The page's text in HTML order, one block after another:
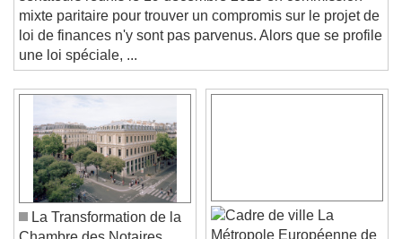
sénateurs réunis le 19 décembre 2025 en commission
mixte paritaire pour trouver un compromis sur le projet de
loi de finances n'y sont pas parvenus. Alors que se profile
une loi spéciale, ...
La Transformation de la
La